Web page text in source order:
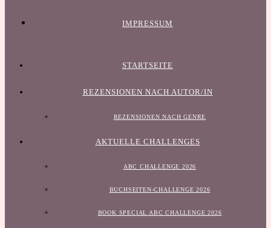
IMPRESSUM
STARTSEITE
REZENSIONEN NACH AUTOR/IN
REZENSIONEN NACH GENRE
AKTUELLE CHALLENGES
ABC CHALLENGE 2026
BUCHSEITEN-CHALLENGE 2026
BOOK SPECIAL ABC CHALLENGE 2026